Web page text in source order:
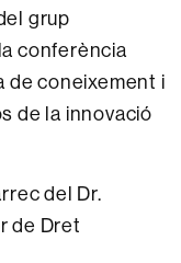
grup
conferència
de coneixement i
de la innovació
del Dr.
de Dret